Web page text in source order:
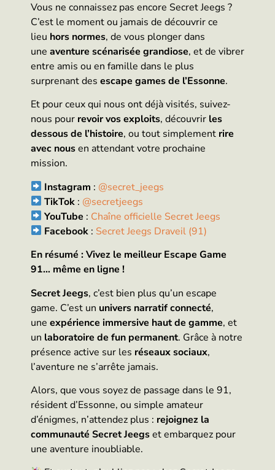
Vous ne connaissez pas encore Secret Jeegs ?
C’est le moment ou jamais de découvrir ce
lieu hors normes, de vous plonger dans
une aventure scénarisée grandiose, et de vibrer
entre amis ou en famille dans le plus
surprenant des escape games de l’Essonne.
Et pour ceux qui nous ont déjà visités, suivez-
nous pour revoir vos exploits, découvrir les
dessous de l’histoire, ou tout simplement rire
avec nousen attendant votre prochaine
mission.
Instagram : @secret_jeegs
TikTok : @secretjeegs
YouTube : Chaîne officielle Secret Jeegs
Facebook : Secret Jeegs Draveil (91)
En résumé : Vivez le meilleur Escape Game
91… même en ligne !
Secret Jeegs, c’est bien plus qu’un escape
game. C’est un univers narratif connecté,
une expérience immersive haut de gamme, et
un laboratoire de fun permanent. Grâce à notre
présence active sur les réseaux sociaux,
l’aventure ne s’arrête jamais.
Alors, que vous soyez de passage dans le 91,
résident d’Essonne, ou simple amateur
d’énigmes, n’attendez plus : rejoignez la
communauté Secret Jeegset embarquez pour
une aventure inoubliable.